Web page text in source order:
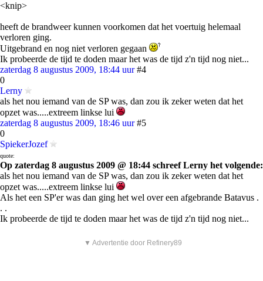
<knip>
heeft de brandweer kunnen voorkomen dat het voertuig helemaal
verloren ging.
Uitgebrand en nog niet verloren gegaan
Ik probeerde de tijd te doden maar het was de tijd z'n tijd nog niet...
zaterdag 8 augustus 2009, 18:44 uur #4
0
Lerny
als het nou iemand van de SP was, dan zou ik zeker weten dat het
opzet was.....extreem linkse lui
zaterdag 8 augustus 2009, 18:46 uur #5
0
SpiekerJozef
quote:
Op zaterdag 8 augustus 2009 @ 18:44 schreef Lerny het volgende:
als het nou iemand van de SP was, dan zou ik zeker weten dat het
opzet was.....extreem linkse lui
Als het een SP'er was dan ging het wel over een afgebrande Batavus .
. .
Ik probeerde de tijd te doden maar het was de tijd z'n tijd nog niet...
▼ Advertentie door Refinery89